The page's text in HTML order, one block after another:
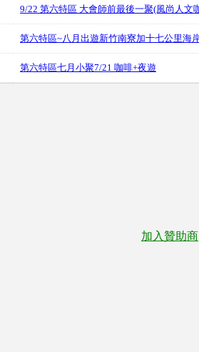
9/22 第六特區 大會師前最後一聚(風尚人文
第六特區~八月出遊新竹南寮加十七公里海
第六特區七月小聚7/21 咖啡+夜遊
加入贊助商